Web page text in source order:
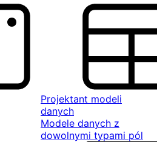
Projektant modeli
danych
Modele danych z
dowolnymi typami pól